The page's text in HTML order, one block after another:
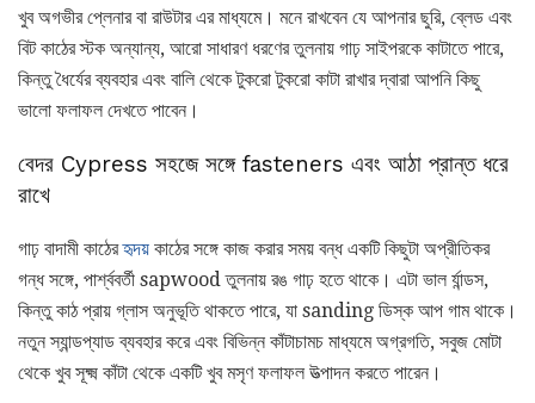
খুব অগভীর প্লেনার বা রাউটার এর মাধ্যমে। মনে রাখবেন যে আপনার ছুরি, ব্লেড এবং
বিট কাঠের স্টক অন্যান্য, আরো সাধারণ ধরণের তুলনায় গাঢ় সাইপরকে কাটাতে পারে,
কিন্তু ধৈর্যের ব্যবহার এবং বালি থেকে টুকরো টুকরো কাটা রাখার দ্বারা আপনি কিছু
ভালো ফলাফল দেখতে পাবেন।
বেদর Cypress সহজে সঙ্গে fasteners এবং আঠা প্রান্ত ধরে
রাখে
গাঢ় বাদামী কাঠেরহৃদয় কাঠের সঙ্গে কাজ করার সময় বন্ধ একটি কিছুটা অপ্রীতিকর
গন্ধ সঙ্গে, পার্শ্ববর্তী sapwood তুলনায় রঙ গাঢ় হতে থাকে। এটা ভাল র্যান্ডস,
কিন্তু কাঠ প্রায় গ্লাস অনুভূতি থাকতে পারে, যা sanding ডিস্ক আপ গাম থাকে।
নতুন স্যান্ডপ্যাড ব্যবহার করে এবং বিভিন্ন কাঁটাচামচ মাধ্যমে অগ্রগতি, সবুজ মোটা
থেকে খুব সূক্ষ্ম কাঁটা থেকে একটি খুব মসৃণ ফলাফল উত্পাদন করতে পারেন।